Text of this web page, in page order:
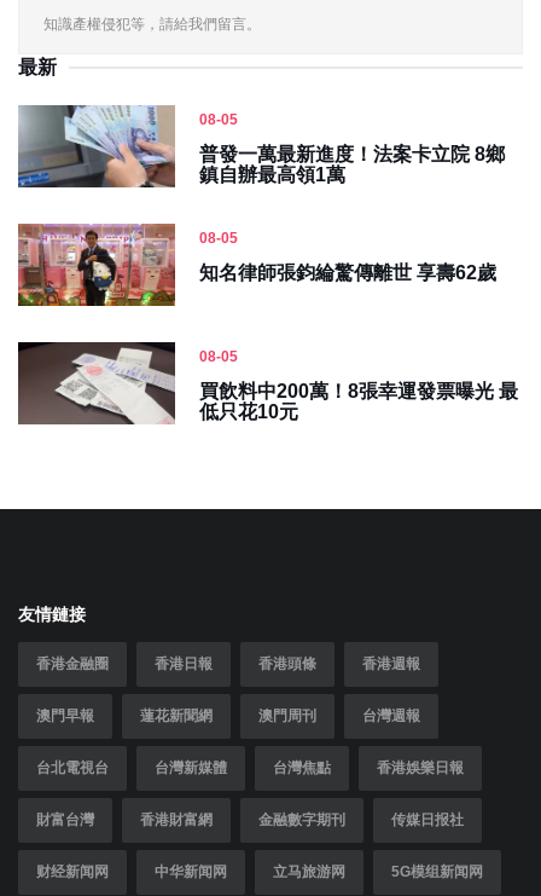
知識產權侵犯等，請給我們留言。
最新
08-05
普發一萬最新進度！法案卡立院 8鄉
鎮自辦最高領1萬
08-05
知名律師張鈞綸驚傳離世 享壽62歲
08-05
買飲料中200萬！8張幸運發票曝光 最
低只花10元
友情鏈接
香港金融圈 香港日報 香港頭條 香港週報
澳門早報 蓮花新聞網 澳門周刊 台灣週報
台北電視台 台灣新媒體 台灣焦點 香港娛樂日報
財富台灣 香港財富網 金融數字期刊 传媒日报社
财经新闻网 中华新闻网 立马旅游网 5G模组新闻网